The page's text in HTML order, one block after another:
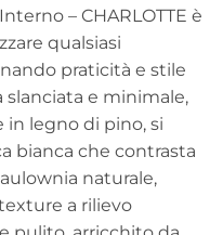
– CHARLOTTE è
qualsiasi
praticità e stile
e minimale,
in legno di pino, si
bianca che contrasta
naturale,
a rilievo